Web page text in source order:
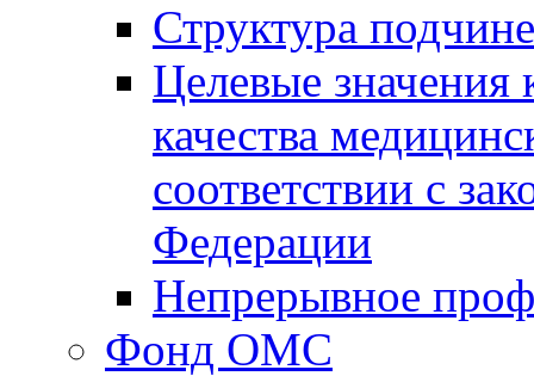
Структура
Целевые значения
качества
соответствии с
Федерации
Непрерывное
Фонд ОМС